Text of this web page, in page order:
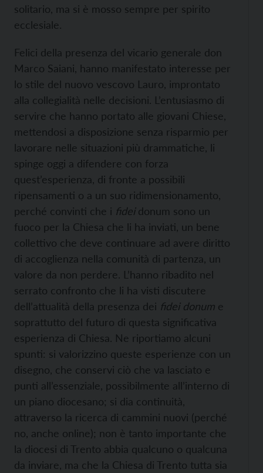
solitario, ma si è mosso sempre per spirito
ecclesiale.
Felici della presenza del vicario generale don
Marco Saiani, hanno manifestato interesse per
lo stile del nuovo vescovo Lauro, improntato
alla collegialità nelle decisioni. L’entusiasmo di
servire che hanno portato alle giovani Chiese,
mettendosi a disposizione senza risparmio per
lavorare nelle situazioni più drammatiche, li
spinge oggi a difendere con forza
quest’esperienza, di fronte a possibili
ripensamenti o a un suo ridimensionamento,
perché convinti che i fideidonum sono un
fuoco per la Chiesa che li ha inviati, un bene
collettivo che deve continuare ad avere diritto
di accoglienza nella comunità di partenza, un
valore da non perdere. L’hanno ribadito nel
serrato confronto che li ha visti discutere
dell’attualità della presenza dei fidei donum e
soprattutto del futuro di questa significativa
esperienza di Chiesa. Ne riportiamo alcuni
spunti: si valorizzino queste esperienze con un
disegno, che conservi ciò che va lasciato e
punti all’essenziale, possibilmente all’interno di
un piano diocesano; si dia continuità,
attraverso la ricerca di cammini nuovi (perché
no, anche online); non è tanto importante che
la diocesi di Trento abbia qualcuno o qualcuna
da inviare, ma che la Chiesa di Trento tutta sia